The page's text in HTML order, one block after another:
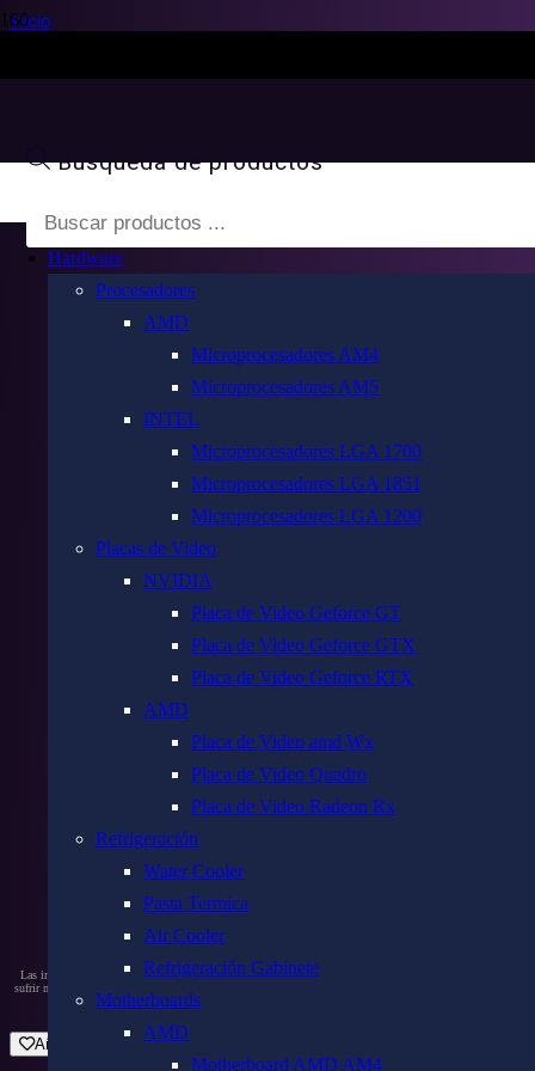
Búsqueda de productos
Hardware
Procesadores
AMD
Microprocesadores AM4
Microprocesadores AM5
INTEL
Microprocesadores LGA 1700
Microprocesadores LGA 1851
Microprocesadores LGA 1200
Placas de Video
NVIDIA
Placa de Video Geforce GT
Placa de Video Geforce GTX
Placa de Video Geforce RTX
AMD
Placa de Video amd Wx
Placa de Video Quadro
Placa de Video Radeon Rx
Refrigeración
Water Cooler
Pasta Termica
Air Cooler
Refrigeración Gabinete
Motherboards
AMD
Motherboard AMD AM4
Inicio
FUENTE CORSAIR 1000W
Las imágenes y especificaciones son ilustrativas, no contractuales, pueden contener errores involuntarios y
sufrir modificaciones sin previo aviso. Ante la duda corroborar siempre el datasheet del fabricante en su sitio
web. Para más ayuda, escribinos por WhatsApp.
Añadir a favoritos